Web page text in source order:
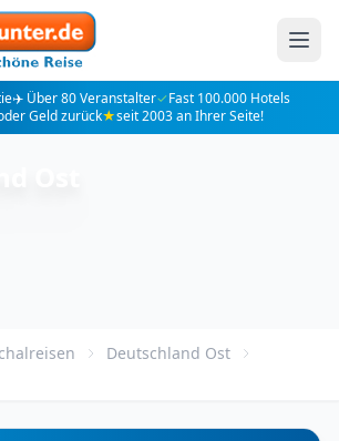
✈️ Über 80 Veranstalter✓Fast 100.000 Hotels
Geld zurück★seit 2003 an Ihrer Seite!
Deutschland Ost